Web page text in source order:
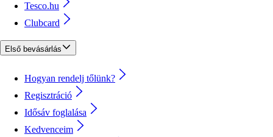
Tesco.hu
Clubcard
Első bevásárlás
Hogyan rendelj tőlünk?
Regisztráció
Idősáv foglalása
Kedvenceim